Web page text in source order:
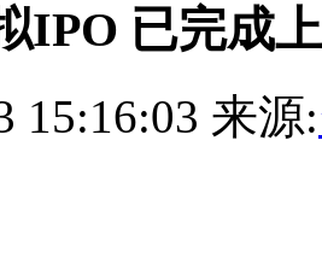
IPO 已完成
15:16:03 来源: